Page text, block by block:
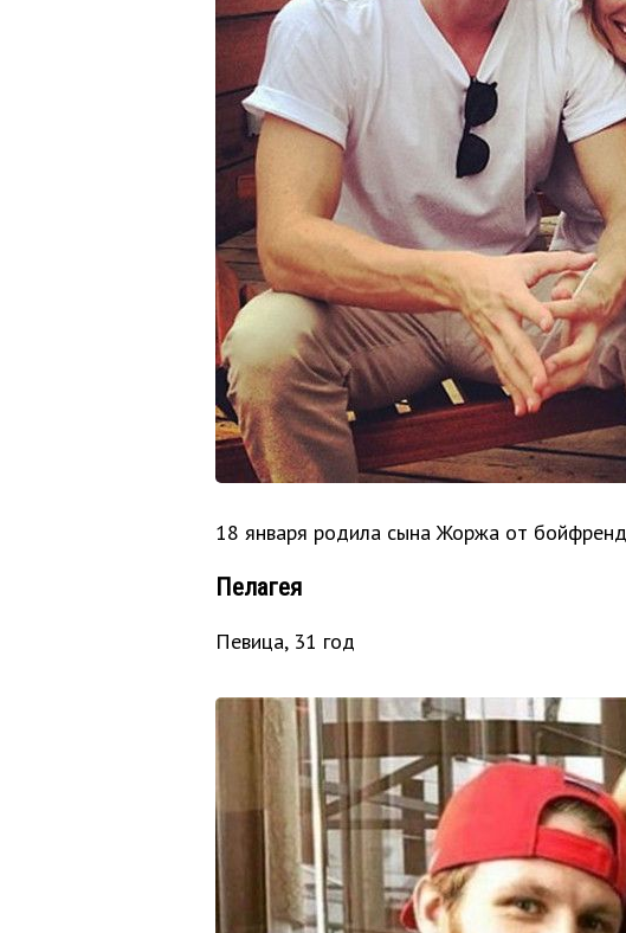
18 января родила сына Жоржа от
Пелагея
Певица, 31 год